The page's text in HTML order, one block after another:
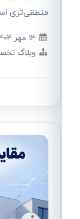
منطقی‌تری
14 مهر 1404
وبلاگ